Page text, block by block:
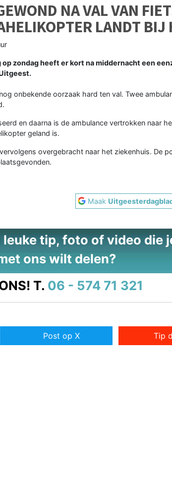
NA VAL VAN
LANDT BIJ
op zondag heeft er kort na middernacht een
onbekende oorzaak hard ten val. Twee
en daarna is de ambulance vertrokken naar
geland is.
overgebracht naar het ziekenhuis. De
Maak
leuke tip, foto of video die
ons wilt delen?
T. 06 - 574 71 321
Post op X Tip